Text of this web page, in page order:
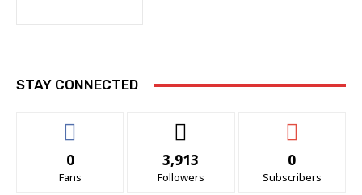
STAY CONNECTED
0
Fans
3,913
Followers
0
Subscribers